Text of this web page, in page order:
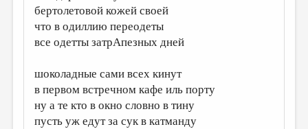
ОБЪЯВЛЕНИЯ
КОЛОНКА РЕДАКТОРА
ОТ РЕДАКЦИИ
МАЛАЯ ПРОЗА
бертолетовой кожей своей
что в одиллию переодеты
все одетты затрАпезных дней
шоколадные сами всех кинут
в первом встречном кафе иль порту
ну а те кто в окно словно в тину
пусть уж едут за сук в катманду